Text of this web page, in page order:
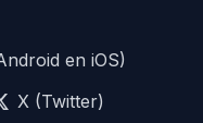
en iOS)
X (Twitter)